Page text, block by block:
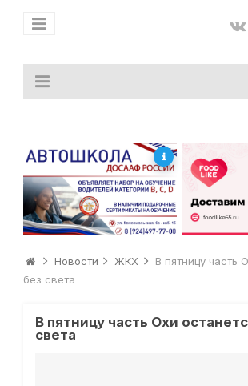
Новости ЖКХ
В пятницу часть
без света
В пятницу часть Охи
света